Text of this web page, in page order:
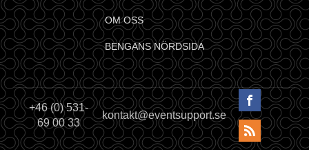
OM OSS
BENGANS NÖRDSIDA
+46 (0) 531-
69 00 33
kontakt@eventsupport.se